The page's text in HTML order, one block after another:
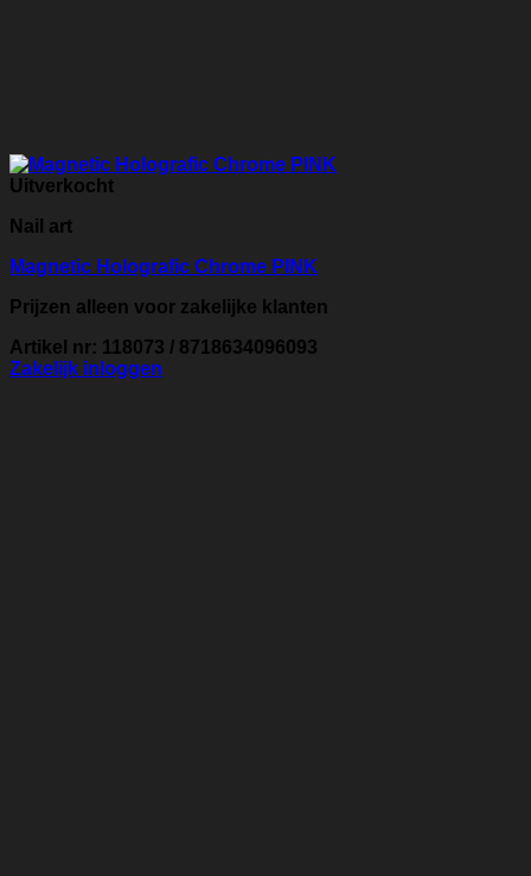
Uitverkocht
Nail art
Magnetic Holografic Chrome PINK
Prijzen alleen voor zakelijke klanten
Artikel nr: 118073 / 8718634096093
Zakelijk inloggen